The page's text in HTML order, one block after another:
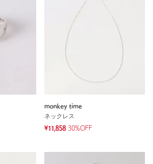
monkey time
ネックレス
¥11,858 30%OFF